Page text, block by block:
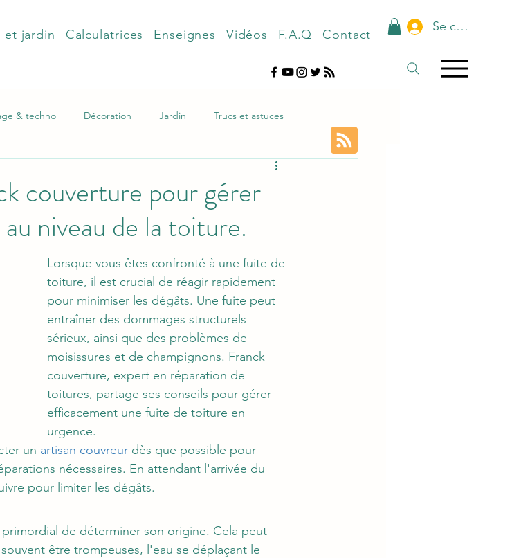
et jardin Calculatrices Enseignes Vidéos F.A.Q Contact
Se connecter
& techno Décoration Jardin Trucs et astuces
couverture pour gérer
niveau de la toiture.
Lorsque vous êtes confronté à une fuite de
toiture, il est crucial de réagir rapidement
pour minimiser les dégâts. Une fuite peut
entraîner des dommages structurels
sérieux, ainsi que des problèmes de
moisissures et de champignons. Franck
couverture, expert en réparation de
toitures, partage ses conseils pour gérer
efficacement une fuite de toiture en
urgence.
un artisan couvreur dès que possible pour
nécessaires. En attendant l'arrivée du
pour limiter les dégâts.
de déterminer son origine. Cela peut
être trompeuses, l'eau se déplaçant le